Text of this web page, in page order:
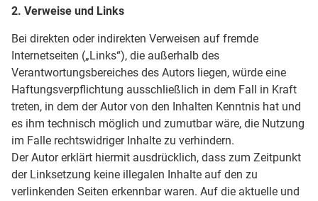
2. Verweise und Links
Bei direkten oder indirekten Verweisen auf fremde
Internetseiten („Links“), die außerhalb des
Verantwortungsbereiches des Autors liegen, würde eine
Haftungsverpflichtung ausschließlich in dem Fall in Kraft
treten, in dem der Autor von den Inhalten Kenntnis hat und
es ihm technisch möglich und zumutbar wäre, die Nutzung
im Falle rechtswidriger Inhalte zu verhindern.
Der Autor erklärt hiermit ausdrücklich, dass zum Zeitpunkt
der Linksetzung keine illegalen Inhalte auf den zu
verlinkenden Seiten erkennbar waren. Auf die aktuelle und